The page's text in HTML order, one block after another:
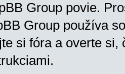
Group povie.
Group používa
si fóra a overte